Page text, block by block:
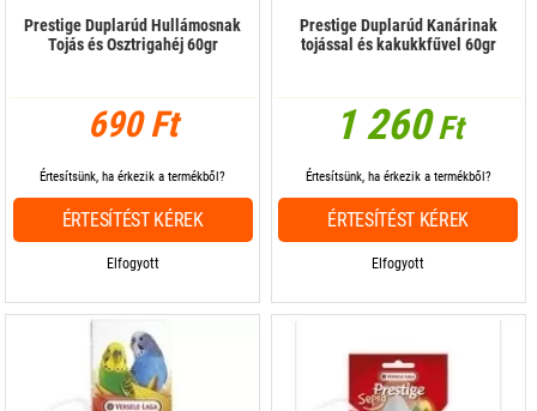
Prestige Duplarúd Hullámosnak
Tojás és Osztrigahéj 60gr
690 Ft
Elfogyott
Értesítsünk, ha érkezik a termékből?
ÉRTESÍTÉST KÉREK
Prestige Duplarúd Kanárinak
tojással és kakukkfűvel 60gr
1 260Ft
Elfogyott
Értesítsünk, ha érkezik a termékből?
ÉRTESÍTÉST KÉREK